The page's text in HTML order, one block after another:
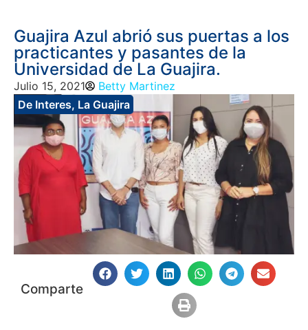
Guajira Azul abrió sus puertas a los
practicantes y pasantes de la
Universidad de La Guajira.
Julio 15, 2021
Betty Martinez
De Interes, La Guajira
Comparte